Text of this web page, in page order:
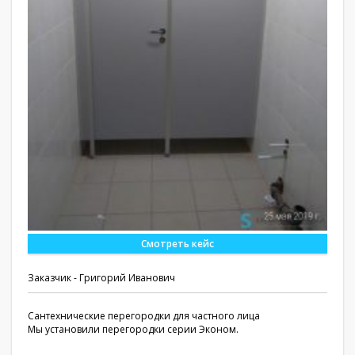
Смотреть кейс
Заказчик - Григорий Иванович
Сантехнические перегородки для частного лица
Мы установили перегородки серии Эконом.